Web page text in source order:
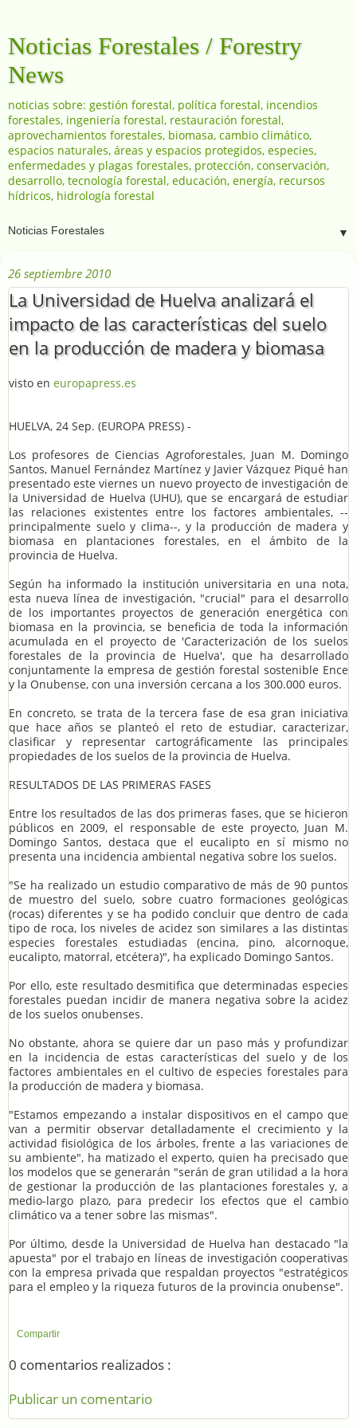
Noticias Forestales / Forestry
News
noticias sobre: gestión forestal, política forestal, incendios
forestales, ingeniería forestal, restauración forestal,
aprovechamientos forestales, biomasa, cambio climático,
espacios naturales, áreas y espacios protegidos, especies,
enfermedades y plagas forestales, protección, conservación,
desarrollo, tecnología forestal, educación, energía, recursos
hídricos, hidrología forestal
▼
26 septiembre 2010
La Universidad de Huelva analizará el
impacto de las características del suelo
en la producción de madera y biomasa
visto en europapress.es
HUELVA, 24 Sep. (EUROPA PRESS) -
Los profesores de Ciencias Agroforestales, Juan M. Domingo
Santos, Manuel Fernández Martínez y Javier Vázquez Piqué han
presentado este viernes un nuevo proyecto de investigación de
la Universidad de Huelva (UHU), que se encargará de estudiar
las relaciones existentes entre los factores ambientales, --
principalmente suelo y clima--, y la producción de madera y
biomasa en plantaciones forestales, en el ámbito de la
provincia de Huelva.
Según ha informado la institución universitaria en una nota,
esta nueva línea de investigación, "crucial" para el desarrollo
de los importantes proyectos de generación energética con
biomasa en la provincia, se beneficia de toda la información
acumulada en el proyecto de 'Caracterización de los suelos
forestales de la provincia de Huelva', que ha desarrollado
conjuntamente la empresa de gestión forestal sostenible Ence
y la Onubense, con una inversión cercana a los 300.000 euros.
En concreto, se trata de la tercera fase de esa gran iniciativa
que hace años se planteó el reto de estudiar, caracterizar,
clasificar y representar cartográficamente las principales
propiedades de los suelos de la provincia de Huelva.
RESULTADOS DE LAS PRIMERAS FASES
Entre los resultados de las dos primeras fases, que se hicieron
públicos en 2009, el responsable de este proyecto, Juan M.
Domingo Santos, destaca que el eucalipto en sí mismo no
presenta una incidencia ambiental negativa sobre los suelos.
"Se ha realizado un estudio comparativo de más de 90 puntos
de muestro del suelo, sobre cuatro formaciones geológicas
(rocas) diferentes y se ha podido concluir que dentro de cada
tipo de roca, los niveles de acidez son similares a las distintas
especies forestales estudiadas (encina, pino, alcornoque,
eucalipto, matorral, etcétera)", ha explicado Domingo Santos.
Por ello, este resultado desmitifica que determinadas especies
forestales puedan incidir de manera negativa sobre la acidez
de los suelos onubenses.
No obstante, ahora se quiere dar un paso más y profundizar
en la incidencia de estas características del suelo y de los
factores ambientales en el cultivo de especies forestales para
la producción de madera y biomasa.
"Estamos empezando a instalar dispositivos en el campo que
van a permitir observar detalladamente el crecimiento y la
actividad fisiológica de los árboles, frente a las variaciones de
su ambiente", ha matizado el experto, quien ha precisado que
los modelos que se generarán "serán de gran utilidad a la hora
de gestionar la producción de las plantaciones forestales y, a
medio-largo plazo, para predecir los efectos que el cambio
climático va a tener sobre las mismas".
Por último, desde la Universidad de Huelva han destacado "la
apuesta" por el trabajo en líneas de investigación cooperativas
con la empresa privada que respaldan proyectos "estratégicos
para el empleo y la riqueza futuros de la provincia onubense".
Compartir
0 comentarios realizados :
Publicar un comentario